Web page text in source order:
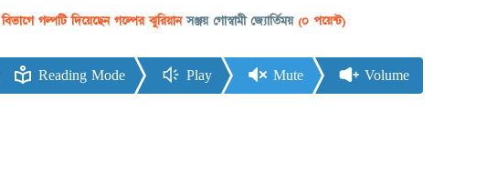
বিভাগে গল্পটি দিয়েছেন গল্পের ঝুরিয়ানসঞ্জয় গোস্বামী জ্যোর্তিময়(০ পয়েন্ট)
Reading Mode Play Mute Volume